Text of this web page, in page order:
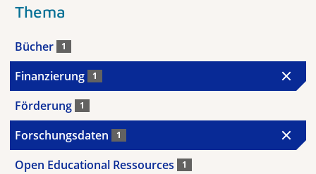
Thema
Bücher 1
Finanzierung 1
Förderung 1
Forschungsdaten 1
Open Educational Ressources 1